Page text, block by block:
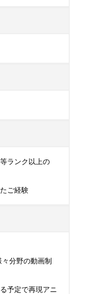
ランク以上の
ご経験
分野の動画制
予定で再現アニ